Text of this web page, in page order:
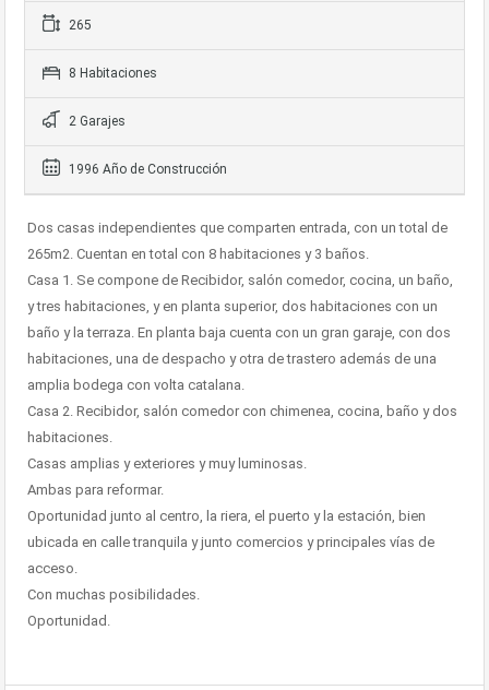
265
8 Habitaciones
2 Garajes
1996 Año de Construcción
Dos casas independientes que comparten entrada, con un total de
265m2. Cuentan en total con 8 habitaciones y 3 baños.
Casa 1. Se compone de Recibidor, salón comedor, cocina, un baño,
y tres habitaciones, y en planta superior, dos habitaciones con un
baño y la terraza. En planta baja cuenta con un gran garaje, con dos
habitaciones, una de despacho y otra de trastero además de una
amplia bodega con volta catalana.
Casa 2. Recibidor, salón comedor con chimenea, cocina, baño y dos
habitaciones.
Casas amplias y exteriores y muy luminosas.
Ambas para reformar.
Oportunidad junto al centro, la riera, el puerto y la estación, bien
ubicada en calle tranquila y junto comercios y principales vías de
acceso.
Con muchas posibilidades.
Oportunidad.